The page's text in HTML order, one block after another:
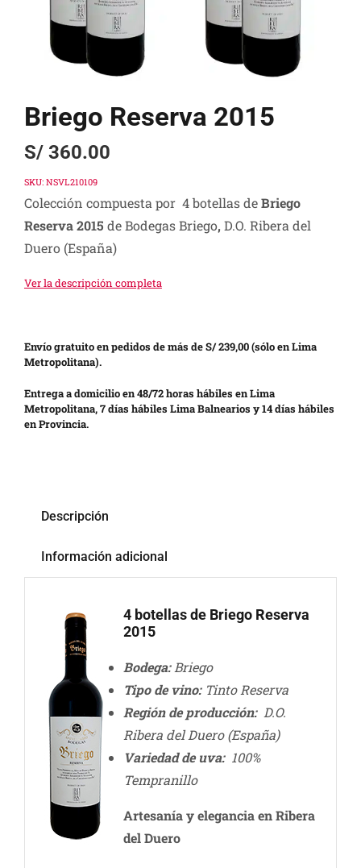
Briego Reserva 2015
S/360.00
SKU: NSVL210109
Colección compuesta por 4 botellas deBriego
Reserva 2015 de Bodegas Briego, D.O. Ribera del
Duero (España)
Ver la descripción completa
Envío gratuito en pedidos de más de S/ 239,00 (sólo en Lima
Metropolitana).
Entrega a domicilio en 48/72 horas hábiles en Lima
Metropolitana, 7 días hábiles Lima Balnearios y 14 días hábiles
en Provincia.
Descripción
Información adicional
4 botellas de Briego Reserva
2015
Bodega: Briego
Tipo de vino:Tinto Reserva
Región de producción:D.O.
Ribera del Duero (España)
Variedad de uva:100%
Tempranillo
Artesanía y elegancia en Ribera
del Duero